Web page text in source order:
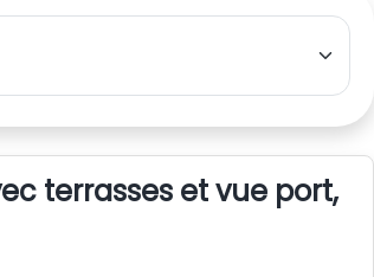
terrasses et vue port,